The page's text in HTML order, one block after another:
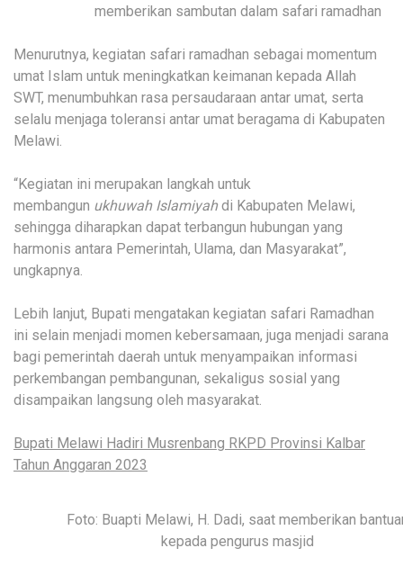
memberikan sambutan dalam safari ramadhan
Menurutnya, kegiatan safari ramadhan sebagai momentum
umat Islam untuk meningkatkan keimanan kepada Allah
SWT, menumbuhkan rasa persaudaraan antar umat, serta
selalu menjaga toleransi antar umat beragama di Kabupaten
Melawi.
“Kegiatan ini merupakan langkah untuk
membangun ukhuwah Islamiyahdi Kabupaten Melawi,
sehingga diharapkan dapat terbangun hubungan yang
harmonis antara Pemerintah, Ulama, dan Masyarakat”,
ungkapnya.
Lebih lanjut, Bupati mengatakan kegiatan safari Ramadhan
ini selain menjadi momen kebersamaan, juga menjadi sarana
bagi pemerintah daerah untuk menyampaikan informasi
perkembangan pembangunan, sekaligus sosial yang
disampaikan langsung oleh masyarakat.
Bupati Melawi Hadiri Musrenbang RKPD Provinsi Kalbar
Tahun Anggaran 2023
Foto: Buapti Melawi, H. Dadi, saat memberikan
kepada pengurus masjid